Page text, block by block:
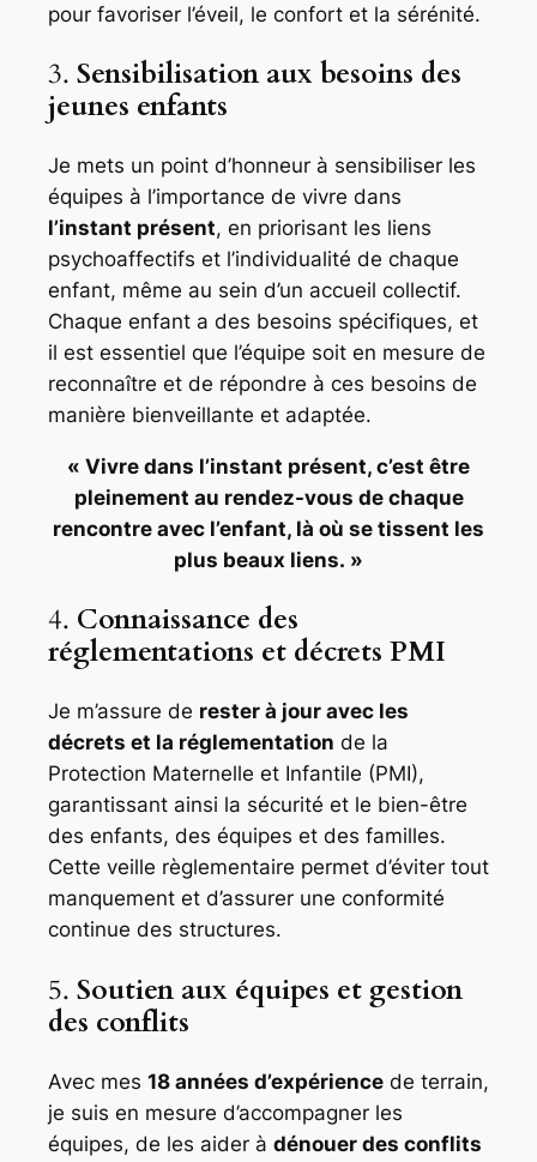
pour favoriser l’éveil, le confort et la sérénité.
3. Sensibilisation aux besoins des
jeunes enfants
Je mets un point d’honneur à sensibiliser les
équipes à l’importance de vivre dans
l’instant présent, en priorisant les liens
psychoaffectifs et l’individualité de chaque
enfant, même au sein d’un accueil collectif.
Chaque enfant a des besoins spécifiques, et
il est essentiel que l’équipe soit en mesure de
reconnaître et de répondre à ces besoins de
manière bienveillante et adaptée.
« Vivre dans l’instant présent, c’est être
pleinement au rendez-vous de chaque
rencontre avec l’enfant, là où se tissent les
plus beaux liens. »
4. Connaissance des
réglementations et décrets PMI
Je m’assure de rester à jour avec les
décrets et la réglementation de la
Protection Maternelle et Infantile (PMI),
garantissant ainsi la sécurité et le bien-être
des enfants, des équipes et des familles.
Cette veille règlementaire permet d’éviter tout
manquement et d’assurer une conformité
continue des structures.
5. Soutien aux équipes et gestion
des conflits
Avec mes 18 années d’expérience de terrain,
je suis en mesure d’accompagner les
équipes, de les aider à dénouer des conflits